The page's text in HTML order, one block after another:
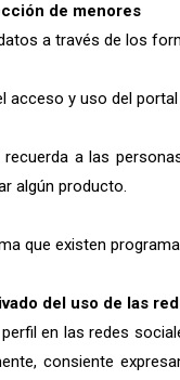
de menores
a través de los
acceso y uso del
recuerda a las
algún producto.
que existen
del uso de las
en las redes
consiente